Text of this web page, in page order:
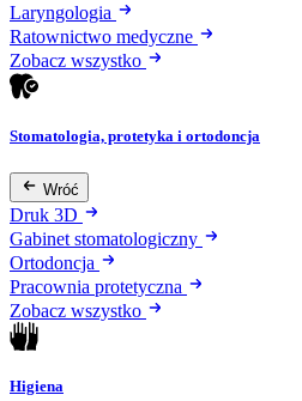
Laryngologia
Ratownictwo medyczne
Zobacz wszystko
Stomatologia, protetyka i ortodoncja
Wróć
Druk 3D
Gabinet stomatologiczny
Ortodoncja
Pracownia protetyczna
Zobacz wszystko
Higiena